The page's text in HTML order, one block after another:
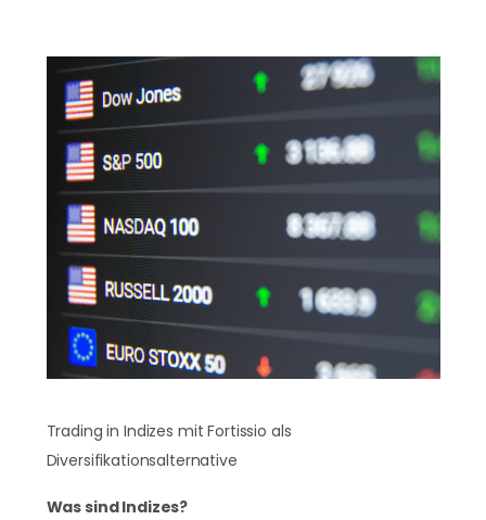
Trading in Indizes mit Fortissio als
Diversifikationsalternative
Was sind Indizes?